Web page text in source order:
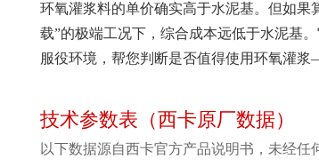
环氧灌浆料的单价确实高于水泥基。但如
载”的极端工况下，综合成本远低于水泥基
服役环境，帮您判断是否值得使用环氧灌
技术参数表（西卡原厂数据）
以下数据源自西卡官方产品说明书，未经